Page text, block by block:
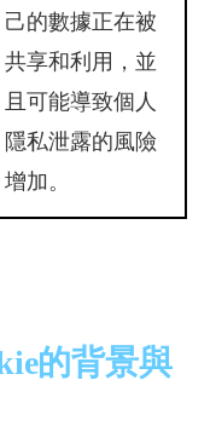
己的數據正在被
共享和利用，並
且可能導致個人
隱私泄露的風險
增加。
的背景與